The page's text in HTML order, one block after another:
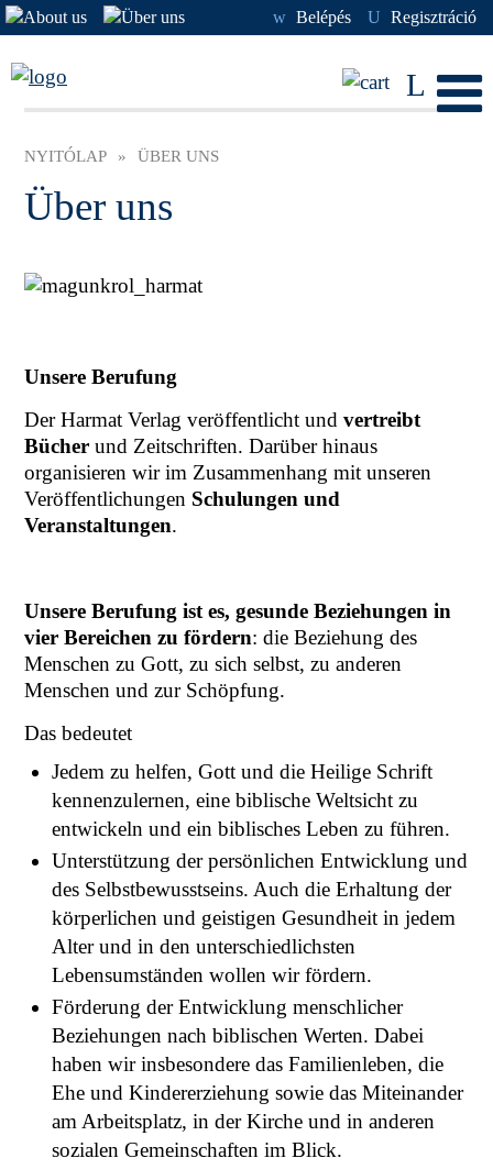
w Belépés U Regisztráció
L
NYITÓLAP » ÜBER UNS
Über uns
Unsere Berufung
Der Harmat Verlag veröffentlicht und vertreibt
Bücher und Zeitschriften. Darüber hinaus
organisieren wir im Zusammenhang mit unseren
Veröffentlichungen Schulungen und
Veranstaltungen.
Unsere Berufung ist es, gesunde Beziehungen in
vier Bereichen zu fördern: die Beziehung des
Menschen zu Gott, zu sich selbst, zu anderen
Menschen und zur Schöpfung.
Das bedeutet
Jedem zu helfen, Gott und die Heilige Schrift
kennenzulernen, eine biblische Weltsicht zu
entwickeln und ein biblisches Leben zu führen.
Unterstützung der persönlichen Entwicklung und
des Selbstbewusstseins. Auch die Erhaltung der
körperlichen und geistigen Gesundheit in jedem
Alter und in den unterschiedlichsten
Lebensumständen wollen wir fördern.
Förderung der Entwicklung menschlicher
Beziehungen nach biblischen Werten. Dabei
haben wir insbesondere das Familienleben, die
Ehe und Kindererziehung sowie das Miteinander
am Arbeitsplatz, in der Kirche und in anderen
sozialen Gemeinschaften im Blick.